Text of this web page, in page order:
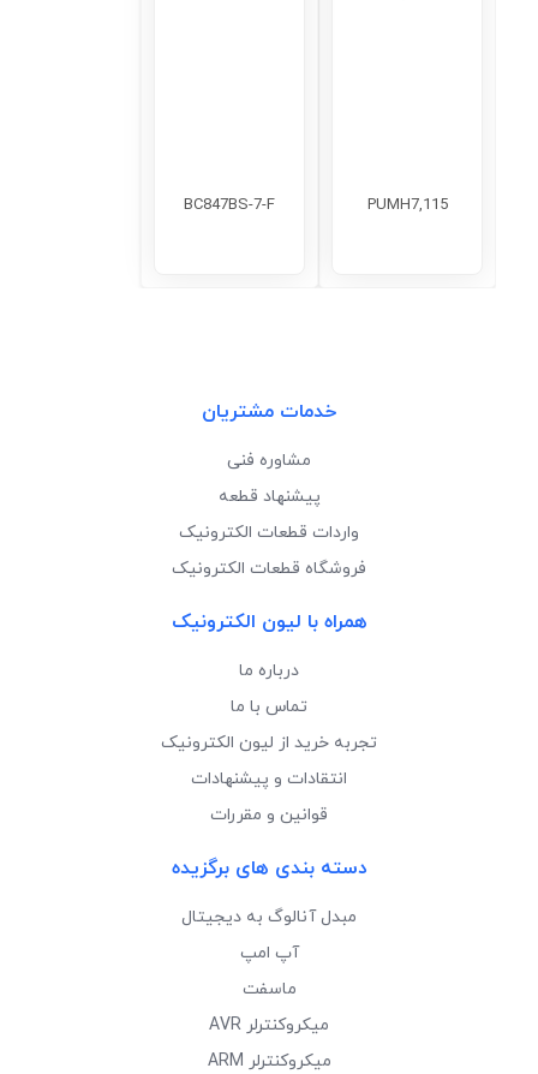
PUMH7,115
BC847BS-7-F
خدمات مشتریان
مشاوره فنی
پیشنهاد قطعه
واردات قطعات الکترونیک
فروشگاه قطعات الکترونیک
همراه با لیون الکترونیک
درباره ما
تماس با ما
تجربه خرید از لیون الکترونیک
انتقادات و پیشنهادات
قوانین و مقررات
دسته بندی های برگزیده
مبدل آنالوگ به دیجیتال
آپ امپ
ماسفت
میکروکنترلر AVR
میکروکنترلر ARM